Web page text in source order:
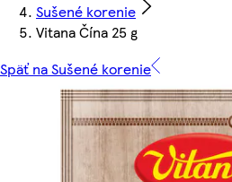
Sušené korenie
Vitana Čína 25 g
Späť na Sušené korenie